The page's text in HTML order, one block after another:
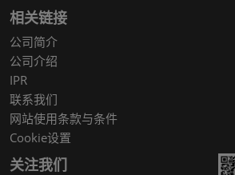
相关链接
公司简介
公司介绍
IPR
联系我们
网站使用条款与条件
Cookie设置
关注我们